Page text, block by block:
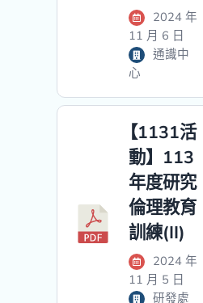
2024 年
11 月 6 日
通識中
心
【1131活
動】113
年度研究
倫理教育
訓練(II)
2024 年
11 月 5 日
研發處